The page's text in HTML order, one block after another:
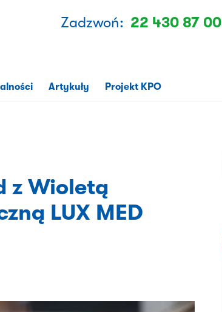
Zadzwoń: 22 430 87 00
Artykuły Projekt KPO
z Wioletą
LUX MED